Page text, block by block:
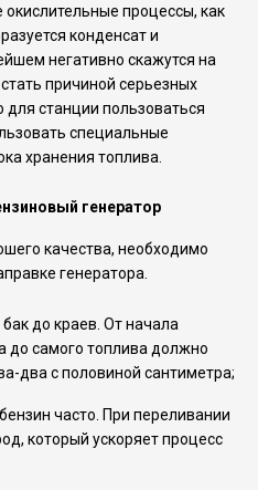
процессы, как
конденсат и
негативно скажутся на
причиной серьезных
для станции пользоваться
специальные
хранения топлива.
генератор
качества, необходимо
генератора.
до краев. От начала
до самого топлива должно
два с половиной сантиметра;
часто. При переливании
который ускоряет процесс